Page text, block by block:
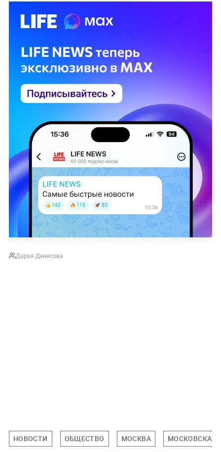
Дарья Денисова
НОВОСТИ ОБЩЕСТВО МОСКВА МОСКОВСКАЯ